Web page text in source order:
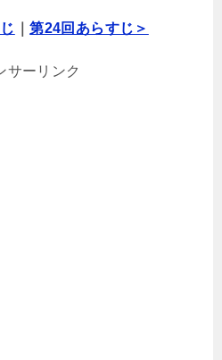
｜第24回あらすじ＞
サーリンク